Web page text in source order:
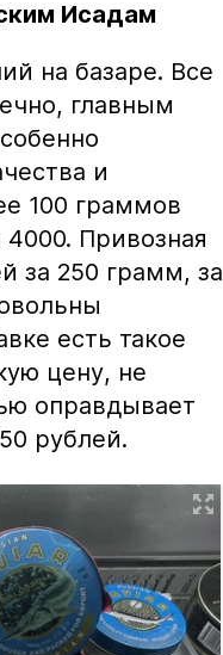
Исадам
на базаре. Все
главным
и
100 граммов
Привозная
за 250 грамм, за
есть такое
цену, не
оправдывает
рублей.